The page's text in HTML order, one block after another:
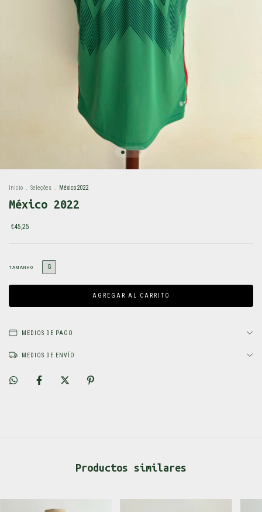
Inicio . Seleções . México 2022
México 2022
€45,25
TAMANHO G
MEDIOS DE PAGO
MEDIOS DE ENVÍO
Productos similares